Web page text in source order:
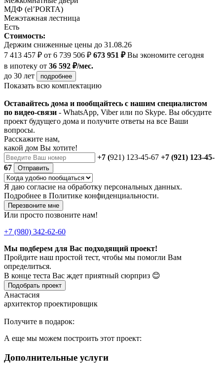
МДФ (el’PORTA)
Межэтажная лестница
Есть
Стоимость:
Держим сниженные цены до 31.08.26
7 413 457 ₽ от 6 739 506 ₽ 673 951 ₽Вы экономите сегодня
в ипотеку от 36 592 ₽/мес.
до 30 лет
подробнее
Показать всю комплектацию
Оставайтесь дома и пообщайтесь с нашим специалистом
по видео-связи - WhatsApp, Viber или по Skype. Вы обсудите
проект будущего дома и получите ответы на все Ваши
вопросы.
Расскажите нам,
какой дом Вы хотите!
+7 (921) 123-45-67 +7 (921) 123-45-
67
Отправить
Я даю согласие на обработку персональных данных.
Подробнее в Политике конфиденциальности.
Перезвоните мне
Или просто позвоните нам!
+7 (980) 342-62-60
Мы подберем для Вас подходящий проект!
Пройдите наш простой тест, чтобы мы помогли Вам
определиться.
В конце теста Вас ждет приятный сюрприз 😊
Подобрать проект
Анастасия
архитектор проектировщик
Получите в подарок:
А еще мы можем построить этот проект:
Дополнительные услуги